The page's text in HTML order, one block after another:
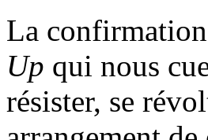
La
Up qui nous
résister, se